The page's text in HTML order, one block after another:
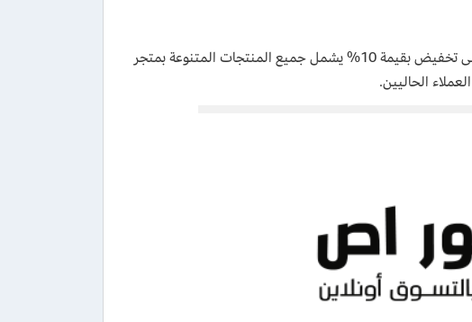
) للحصول على تخفيض بقيمة 10% يشمل جميع المنتجات المتنوعة بمتجر